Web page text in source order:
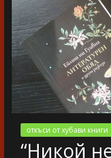
разказ
откъси от хубави книги
“Никой